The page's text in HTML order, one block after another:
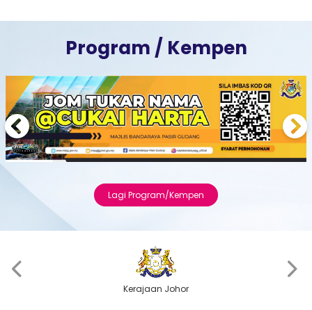
Program / Kempen
Next
Lagi Program/Kempen
Kerajaan Johor